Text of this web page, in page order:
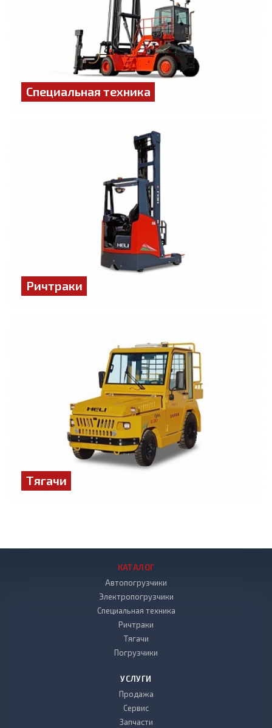
Специальная техника
Ричтраки
Тягачи
КАТАЛОГ
Автопогрузчики
Электропогрузчики
Специальная техника
Ричтраки
Тягачи
Погрузчики
УСЛУГИ
Продажа
Сервис
Запчасти